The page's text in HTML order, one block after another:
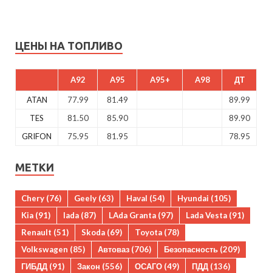
ЦЕНЫ НА ТОПЛИВО
A92 A95 A95+ A98 ДТ
ATAN 77.99 81.49
89.99
TES
81.50 85.90
89.90
GRIFON
75.95 81.95 78.95
МЕТКИ
Chery (76) Geely (63) Haval (54) Hyundai (105)
Kia (91) lada (87) LAda Granta (97) Lada Vesta (91)
Renault (51) Skoda (69) Toyota (78)
Volkswagen (85) Автоваз (706) Безопасность (209)
ГИБДД (91) Закон (556) ОСАГО (49) ПДД (136)